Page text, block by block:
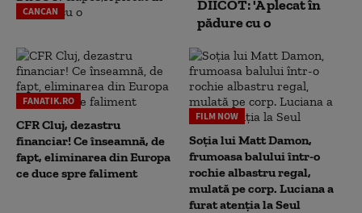
CANCAN
DIICOT: 'A plecat în
pădure cu o
FANATIK.RO
CFR Cluj, dezastru
financiar! Ce înseamnă, de
fapt, eliminarea din Europa
ce duce spre faliment
FILM NOW
Soția lui Matt Damon,
frumoasa balului într-o
rochie albastru regal,
mulată pe corp. Luciana a
furat atenția la Seul